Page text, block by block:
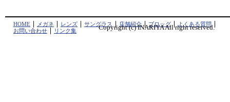
HOME メガネ レンズ サングラス 店舗紹介 ブロッグ
よくある質問
お問い合わせ
リンク集 Copyright (c) INARIYA All right reserved.